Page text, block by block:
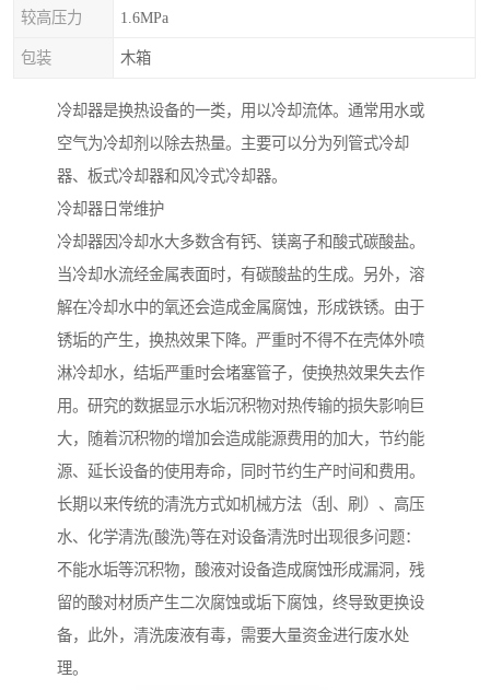
较高压力 1.6MPa
包装 木箱
冷却器是换热设备的一类，用以冷却流体。通常用水或
空气为冷却剂以除去热量。主要可以分为列管式冷却
器、板式冷却器和风冷式冷却器。
冷却器日常维护
冷却器因冷却水大多数含有钙、镁离子和酸式碳酸盐。
当冷却水流经金属表面时，有碳酸盐的生成。另外，溶
解在冷却水中的氧还会造成金属腐蚀，形成铁锈。由于
锈垢的产生，换热效果下降。严重时不得不在壳体外喷
淋冷却水，结垢严重时会堵塞管子，使换热效果失去作
用。研究的数据显示水垢沉积物对热传输的损失影响巨
大，随着沉积物的增加会造成能源费用的加大，节约能
源、延长设备的使用寿命，同时节约生产时间和费用。
长期以来传统的清洗方式如机械方法（刮、刷）、高压
水、化学清洗(酸洗)等在对设备清洗时出现很多问题：
不能水垢等沉积物，酸液对设备造成腐蚀形成漏洞，残
留的酸对材质产生二次腐蚀或垢下腐蚀，终导致更换设
备，此外，清洗废液有毒，需要大量资金进行废水处
理。